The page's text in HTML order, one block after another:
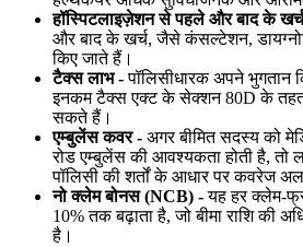
हॉस्पिटलाइज़ेशन से पहले और बाद के
और बाद के खर्च, जैसे कंसल्टेशन,
किए जाते हैं।
टैक्स लाभ -पॉलिसीधारक अपने भुगतान
इनकम टैक्स एक्ट के सेक्शन 80D के
सकते हैं।
एम्बुलेंस कवर - अगर बीमित सदस्य को
रोड एम्बुलेंस की आवश्यकता होती है, तो
पॉलिसी की शर्तों के आधार पर कवरेज
नो क्लेम बोनस (NCB) -यह हर क्लेम-
10% तक बढ़ाता है, जो बीमा राशि की
है।